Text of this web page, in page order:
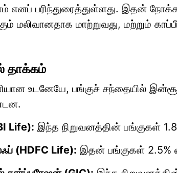
எனப் பரிந்துரைத்துள்ளது. இதன்
மலிவானதாக மாற்றுவது, மற்றும்
தாக்கம்
உடனேயே, பங்குச் சந்தையில்
Life): இந்த நிறுவனத்தின் பங்குகள்
(HDFC Life): இதன் பங்குகள் 2.5%